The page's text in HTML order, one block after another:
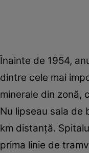
Înainte de 1954,
dintre cele mai
minerale din zonă,
Nu lipseau sala de
km distanţă.
prima linie de